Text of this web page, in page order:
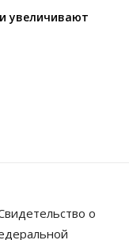
увеличивают
на прикол» о